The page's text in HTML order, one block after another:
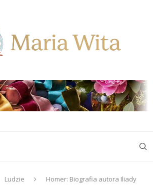
Ludzie Homer: Biografia autora Iliady